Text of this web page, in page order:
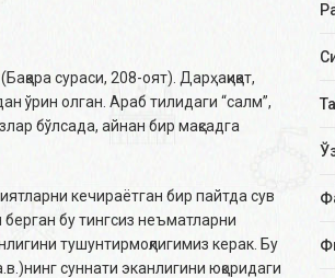
(Бақара сураси, 208-оят). Дарҳақиқат,
ўрин олган. Араб тилидаги “салм”,
бўлсада, айнан бир мақсадга
кечираётган бир пайтда сув
бу тингсиз неъматларни
тушунтирмоқлигимиз керак. Бу
суннати эканлигини юқоридаги